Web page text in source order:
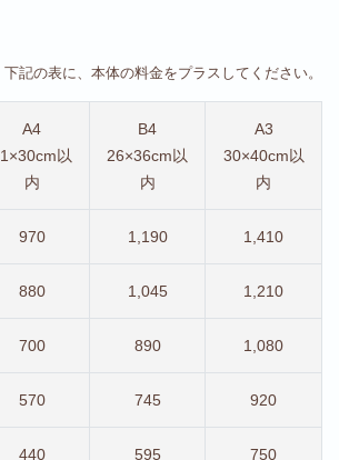
下記の表に、本体の料金をプラスしてください。
A4
以
内
B4
26×36cm以
内
A3
30×40cm以
内
970 1,190 1,410
880 1,045 1,210
700 890 1,080
570 745 920
440 595 750